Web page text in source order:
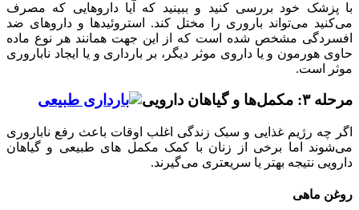
با پزشک خود بررسی کنید و ببینید که آیا داروهایی که مصرف
می‌کنید می‌تواند باروری را مختل کند. استروئیدها و داروهای ضد
افسردگی مشخص شده است که از این جهت همانند هر نوع ماده
حاوی هورمون و یا داروی موثر دیگر، بر بارداری و یا ایجاد ناباروری
موثر است.
مرحله ۳: مکمل‌ها و گیاهان دارویی
اگر چه رژیم غذایی و سبک زندگی اغلب اوقات باعث رفع ناباروری
می‌شوند اما برخی از زنان با کمک مکمل های طبیعی و گیاهان
دارویی نتیجه بهتر یا سریعتری می‌گیرند.
روغن ماهی